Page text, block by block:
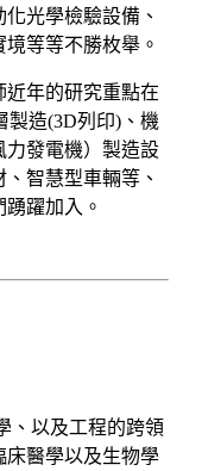
光學檢驗設備、
等等不勝枚舉。
年的研究重點在
製造(3D列印)、機
發電機）製造設
智慧型車輛等、
躍加入。
、以及工程的跨領
床醫學以及生物學